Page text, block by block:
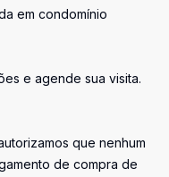
em condomínio
e agende sua visita.
que nenhum
de compra de